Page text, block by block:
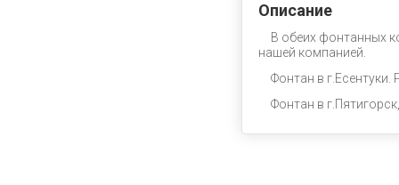
Описание
В обеих фонтанных
нашей компанией.
Фонтан в
Фонтан в